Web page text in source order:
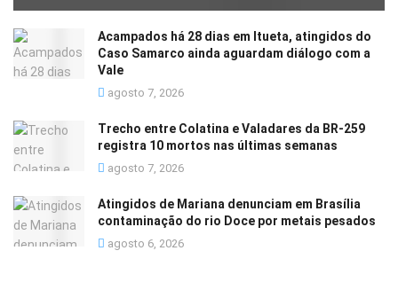
Acampados há 28 dias em Itueta, atingidos do
Caso Samarco ainda aguardam diálogo com a
Vale
agosto 7, 2026
Trecho entre Colatina e Valadares da BR-259
registra 10 mortos nas últimas semanas
agosto 7, 2026
Atingidos de Mariana denunciam em Brasília
contaminação do rio Doce por metais pesados
agosto 6, 2026